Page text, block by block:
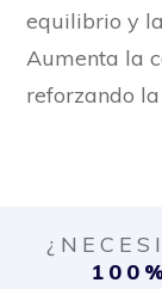
equilibrio y
Aumenta la
reforzando